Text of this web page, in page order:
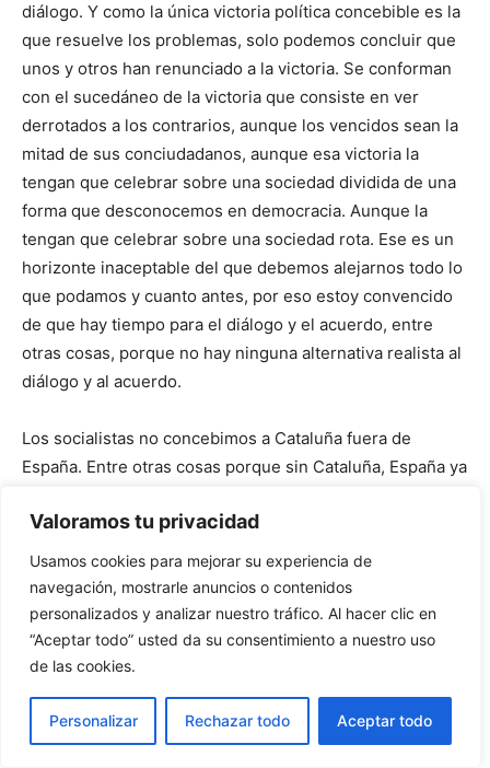
Valoramos tu privacidad
Usamos cookies para mejorar su experiencia de
navegación, mostrarle anuncios o contenidos
personalizados y analizar nuestro tráfico. Al hacer clic en
“Aceptar todo” usted da su consentimiento a nuestro uso
de las cookies.
Personalizar Rechazar todo Aceptar todo
diálogo. Y como la única victoria política concebible es la
que resuelve los problemas, solo podemos concluir que
unos y otros han renunciado a la victoria. Se conforman
con el sucedáneo de la victoria que consiste en ver
derrotados a los contrarios, aunque los vencidos sean la
mitad de sus conciudadanos, aunque esa victoria la
tengan que celebrar sobre una sociedad dividida de una
forma que desconocemos en democracia. Aunque la
tengan que celebrar sobre una sociedad rota. Ese es un
horizonte inaceptable del que debemos alejarnos todo lo
que podamos y cuanto antes, por eso estoy convencido
de que hay tiempo para el diálogo y el acuerdo, entre
otras cosas, porque no hay ninguna alternativa realista al
diálogo y al acuerdo.
Los socialistas no concebimos a Cataluña fuera de
España. Entre otras cosas porque sin Cataluña, España ya
España de hoy hemos hecho tantos siglos de historia
juntos que nos hemos fundido en una indudable
identidad común. De tal modo que la falta de cualquiera
de ellos afectaría a la identidad de todos los demás,
dejándolos incompletos. Y el caso de Cataluña es, en
este sentido, un caso singularmente importante. Porque
la identidad de España está fuertemente marcada por los
rasgos que aporta Cataluña al conjunto, por la
singularidad de la lengua, de la cultura y de la historia